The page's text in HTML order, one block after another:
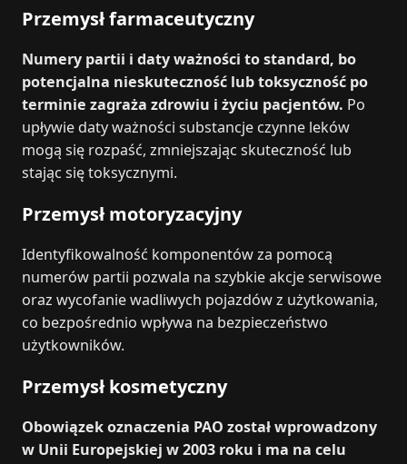
Przemysł farmaceutyczny
Numery partii i daty ważności to standard, bo
potencjalna nieskuteczność lub toksyczność po
terminie zagraża zdrowiu i życiu pacjentów. Po
upływie daty ważności substancje czynne leków
mogą się rozpaść, zmniejszając skuteczność lub
stając się toksycznymi.
Przemysł motoryzacyjny
Identyfikowalność komponentów za pomocą
numerów partii pozwala na szybkie akcje serwisowe
oraz wycofanie wadliwych pojazdów z użytkowania,
co bezpośrednio wpływa na bezpieczeństwo
użytkowników.
Przemysł kosmetyczny
Obowiązek oznaczenia PAO został wprowadzony
w Unii Europejskiej w 2003 roku i ma na celu